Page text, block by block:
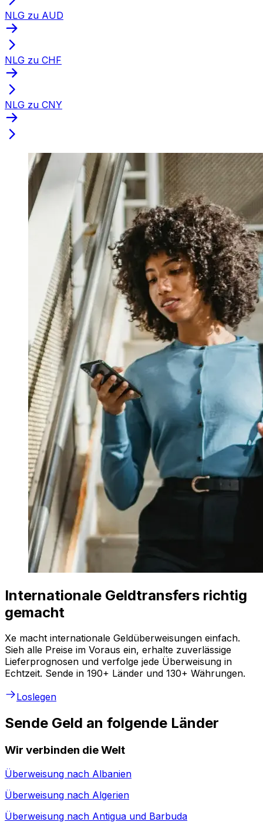
NLG zu AUD
NLG zu CHF
NLG zu CNY
Internationale Geldtransfers richtig
gemacht
Xe macht internationale Geldüberweisungen einfach.
Sieh alle Preise im Voraus ein, erhalte zuverlässige
Lieferprognosen und verfolge jede Überweisung in
Echtzeit. Sende in 190+ Länder und 130+ Währungen.
Loslegen
Sende Geld an folgende Länder
Wir verbinden die Welt
Überweisung nach Albanien
Überweisung nach Algerien
Überweisung nach Antigua und Barbuda